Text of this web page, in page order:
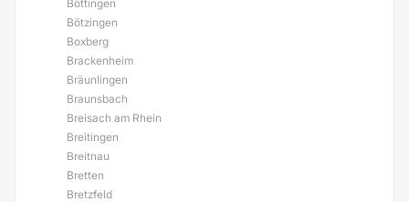
Böttingen
Bötzingen
Boxberg
Brackenheim
Bräunlingen
Braunsbach
Breisach am Rhein
Breitingen
Breitnau
Bretten
Bretzfeld